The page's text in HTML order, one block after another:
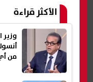
الأكثر قراءة
من